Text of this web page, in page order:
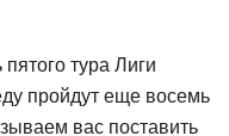
тура Лиги
пройдут еще восемь
вас поставить